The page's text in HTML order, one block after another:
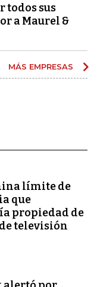
todos sus
a Maurel &
MÁS EMPRESAS
límite de
que
propiedad de
televisión